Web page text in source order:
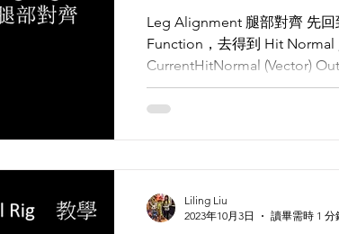
｜Tutorial
Leg Alignment 腿部對齊 先回到一開始在製作的Foot Trace
Function，去得到 Hit
CurrentHitNormal
Liling Liu
2023年10月3日
讀畢需時 1 分